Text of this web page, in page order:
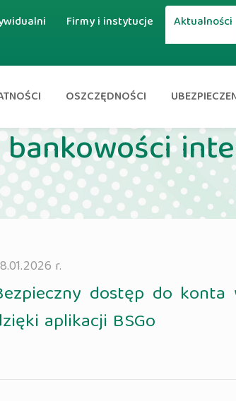
Firmy i instytucje Aktualności
OSZCZĘDNOŚCI
r.
dostęp do
aplikacji BSGo